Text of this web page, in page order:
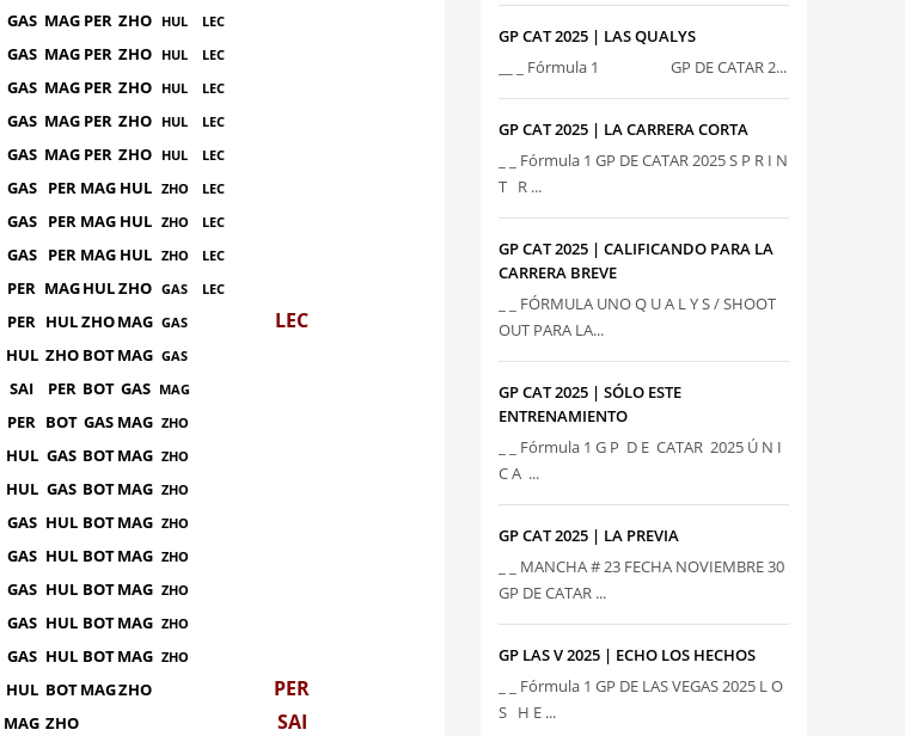
GAS MAG PER ZHO HUL LEC
GAS MAG PER ZHO HUL LEC
GAS MAG PER ZHO HUL LEC
GAS MAG PER ZHO HUL LEC
GAS MAG PER ZHO HUL LEC
GAS PER MAG HUL ZHO LEC
GAS PER MAG HUL ZHO LEC
GAS PER MAG HUL ZHO LEC
PER MAGHULZHO GAS LEC
PER HULZHOMAG GAS
LEC
HUL ZHO BOTMAG GAS
SAI PER BOT GAS MAG
PER BOT GAS MAG ZHO
HUL GAS BOTMAG ZHO
HUL GAS BOTMAG ZHO
GAS HUL BOTMAG ZHO
GAS HUL BOTMAG ZHO
GAS HUL BOTMAG ZHO
GAS HUL BOTMAG ZHO
GAS HUL BOTMAG ZHO
HUL BOTMAGZHO
PER
MAG ZHO
SAI
GP CAT 2025 | LAS QUALYS
__ _ Fórmula 1 GP DE CATAR 2...
GP CAT 2025 | LA CARRERA CORTA
_ _ Fórmula 1 GP DE CATAR 2025 S P R I N
T R ...
GP CAT 2025 | CALIFICANDO PARA LA
CARRERA BREVE
_ _ FÓRMULA UNO Q U A L Y S / SHOOT
OUT PARA LA...
GP CAT 2025 | SÓLO ESTE
ENTRENAMIENTO
_ _ Fórmula 1 G P D E CATAR 2025 Ú N I
C A ...
GP CAT 2025 | LA PREVIA
_ _ MANCHA # 23 FECHA NOVIEMBRE 30
GP DE CATAR ...
GP LAS V 2025 | ECHO LOS HECHOS
_ _ Fórmula 1 GP DE LAS VEGAS 2025 L O
S H E ...